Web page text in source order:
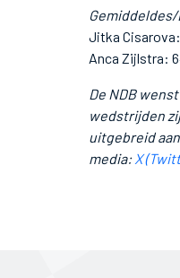
Jitka
Anca Zijlstra:
De NDB
wedstrijden
uitgebreid
media: X